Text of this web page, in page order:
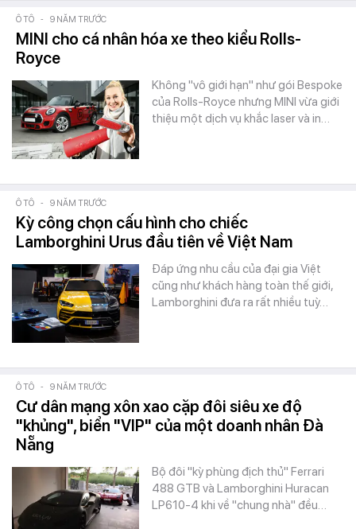
Ô TÔ - 9 NĂM TRƯỚC
MINI cho cá nhân hóa xe theo kiểu Rolls-
Royce
Không "vô giới hạn" như gói Bespoke
của Rolls-Royce nhưng MINI vừa giới
thiệu một dịch vụ khắc laser và in…
Ô TÔ - 9 NĂM TRƯỚC
Kỳ công chọn cấu hình cho chiếc
Lamborghini Urus đầu tiên về Việt Nam
Đáp ứng nhu cầu của đại gia Việt
cũng như khách hàng toàn thế giới,
Lamborghini đưa ra rất nhiều tuỳ…
Ô TÔ - 9 NĂM TRƯỚC
Cư dân mạng xôn xao cặp đôi siêu xe độ
"khủng", biển "VIP" của một doanh nhân Đà
Nẵng
Bộ đôi "kỳ phùng địch thủ" Ferrari
488 GTB và Lamborghini Huracan
LP610-4 khi về "chung nhà" đều…